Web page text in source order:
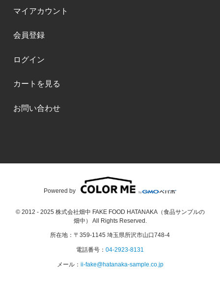
マイアカウント
会員登録
ログイン
カートを見る
お問い合わせ
© 2012 - 2025 株式会社畑中 FAKE FOOD HATANAKA（食品サンプルの
畑中） All Rights Reserved.
所在地：〒359-1145 埼玉県所沢市山口748-4
電話番号： 04-2923-8131
メール： ii-fake@hatanaka-sample.co.jp
Powered by